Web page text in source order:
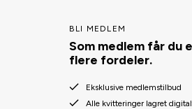
BLI MEDLEM
Som medlem får du
flere fordeler.
Eksklusive medlemstilbud
Alle kvitteringer lagret